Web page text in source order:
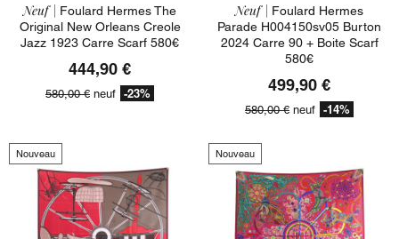
Neuf | Foulard Hermes The
Original New Orleans Creole
Jazz 1923 Carre Scarf 580€
444,90 €
580,00 € neuf -23%
Neuf | Foulard Hermes
Parade H004150sv05 Burton
2024 Carre 90 + Boite Scarf
580€
499,90 €
580,00 € neuf -14%
Nouveau Nouveau